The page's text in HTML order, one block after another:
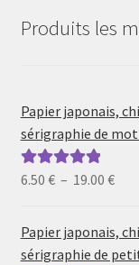
Produits les
Papier japonais,
sérigraphie de
Note5.00sur
6.50 € – 19.00 €
prix :
6.50 €
Papier japonais,
sérigraphie de